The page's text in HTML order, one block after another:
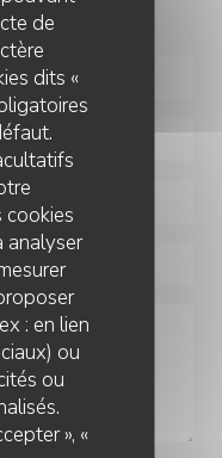
de
dits «
cookies
: en lien
ou
ou
», «